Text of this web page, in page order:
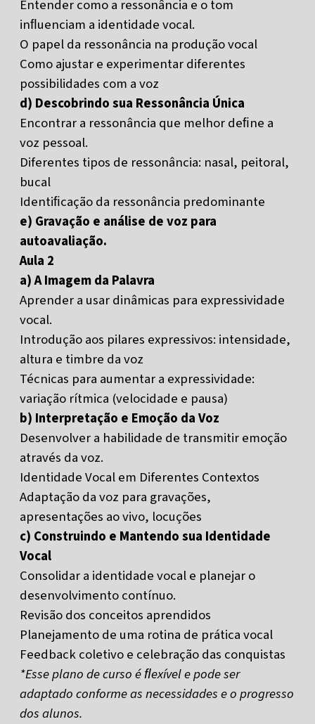
Entender como a ressonância e o tom
inﬂuenciam a identidade vocal.
O papel da ressonância na produção vocal
Como ajustar e experimentar diferentes
possibilidades com a voz
d) Descobrindo sua Ressonância Única
Encontrar a ressonância que melhor deﬁne a
voz pessoal.
Diferentes tipos de ressonância: nasal, peitoral,
bucal
Identiﬁcação da ressonância predominante
e) Gravação e análise de voz para
autoavaliação.
Aula 2
a) A Imagem da Palavra
Aprender a usar dinâmicas para expressividade
vocal.
Introdução aos pilares expressivos: intensidade,
altura e timbre da voz
Técnicas para aumentar a expressividade:
variação rítmica (velocidade e pausa)
b) Interpretação e Emoção da Voz
Desenvolver a habilidade de transmitir emoção
através da voz.
Identidade Vocal em Diferentes Contextos
Adaptação da voz para gravações,
apresentações ao vivo, locuções
c) Construindo e Mantendo sua Identidade
Vocal
Consolidar a identidade vocal e planejar o
desenvolvimento contínuo.
Revisão dos conceitos aprendidos
Planejamento de uma rotina de prática vocal
Feedback coletivo e celebração das conquistas
*Esse plano de curso é ﬂexível e pode ser
adaptado conforme as necessidades e o progresso
dos alunos.